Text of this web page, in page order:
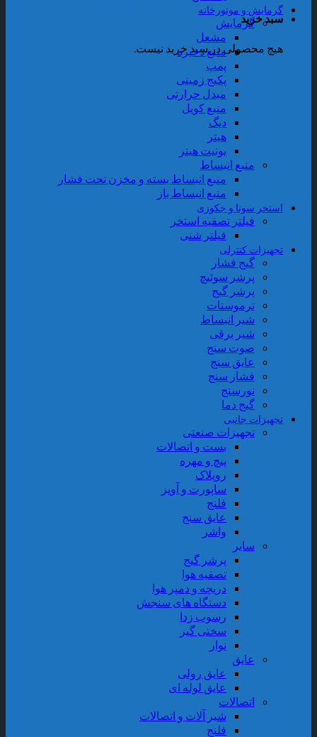
سبد خرید
هیچ محصولی در سبد خرید نیست.
گرمایش و موتورخانه
گرمایش
مشعل
منبع ذخیره
پمپ
پکیج زمینی
مبدل حرارتی
منبع کویل
دیگ
هیتر
یونیت هیتر
منبع انبساط
منبع انبساط بسته و مخزن تحت فشار
منبع انبساط باز
استخر سونا و جکوزی
فیلتر تصفیه استخر
فیلتر شنی
تجهیزات کنترلی
گیج فشار
پرشر سوئیچ
پرشر گیج
ترموستات
شیر انبساط
شیر برقی
صوت سنج
عایق سنج
فشار سنج
نورسنج
گیج دما
تجهیزات جانبی
تجهیزات صنعتی
بست و اتصالات
پیچ و مهره
روپلاک
ساپورت و آویز
فلنج
عایق سنج
واشر
سایر
پرشر گیج
تصفیه هوا
دریچه و دمپر هوا
دستگاه های سنجش
رسوب زدا
سختی گیر
نوار
عایق
عایق رولی
عایق لوله ای
اتصالات
شیر آلات و اتصالات
فلنج